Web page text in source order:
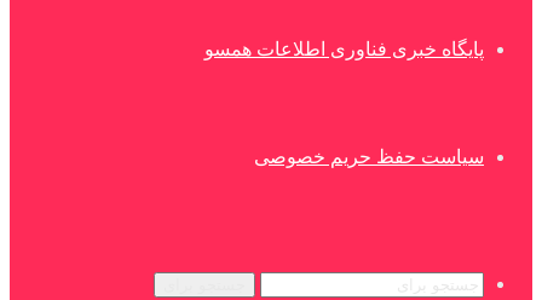
پایگاه خبری فناوری اطلاعات همسو
سیاست حفظ حریم خصوصی